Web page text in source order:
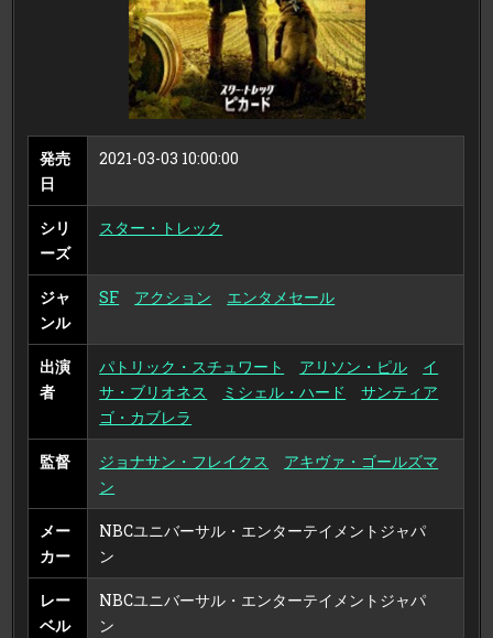
発売
日
2021-03-03 10:00:00
シリ
ーズ
スター・トレック
ジャ
ンル
SF アクション エンタメセール
出演
者
パトリック・スチュワート アリソン・ピル
イ
サ・ブリオネス
ミシェル・ハード
サンティア
ゴ・カブレラ
監督 ジョナサン・フレイクス
アキヴァ・ゴールズマ
ン
メー
カー
NBCユニバーサル・エンターテイメントジャパ
ン
レー
ベル
NBCユニバーサル・エンターテイメントジャパ
ン